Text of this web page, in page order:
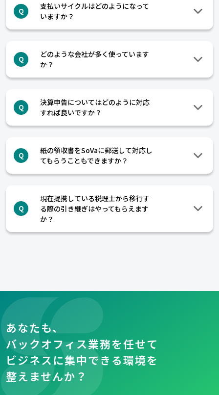
Q
支払いサイクルはどのようになって
いますか？
Q
どのような会社が多く使っています
か？
Q
決算申告についてはどのように対応
すれば良いですか？
Q
紙の領収書をSoVaに郵送して対応し
てもらうこともできますか？
Q
現在提携している税理士から移行す
る際の引き継ぎはやってもらえます
か？
あなたも、
バックオフィス業務を任せて
ビジネスに集中できる環境を
整えませんか？